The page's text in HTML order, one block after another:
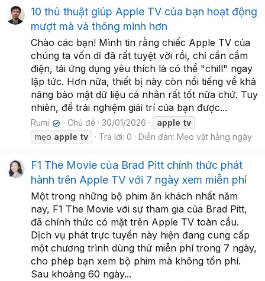
10 thủ thuật giúp Apple TV của bạn hoạt động
mượt mà và thông minh hơn
Chào các bạn! Mình tin rằng chiếc Apple TV của
chúng ta vốn dĩ đã rất tuyệt vời rồi, chỉ cần cắm
điện, tải ứng dụng yêu thích là có thể "chill" ngay
lập tức. Hơn nữa, thiết bị này còn nổi tiếng về khả
năng bảo mật dữ liệu cá nhân rất tốt nữa chứ. Tuy
nhiên, để trải nghiệm giải trí của bạn được...
Rumi ✔ Chủ đề 30/01/2026 apple tv
mẹo apple tv Trả lời: 0 Diễn đàn: Mẹo vặt hằng ngày
F1 The Movie của Brad Pitt chính thức phát
hành trên Apple TV với 7 ngày xem miễn phí
Một trong những bộ phim ăn khách nhất năm
nay, F1 The Movie với sự tham gia của Brad Pitt,
đã chính thức có mặt trên Apple TV toàn cầu.
Dịch vụ phát trực tuyến này hiện đang cung cấp
một chương trình dùng thử miễn phí trong 7 ngày,
cho phép bạn xem bộ phim mà không tốn phí.
Sau khoảng 60 ngày...